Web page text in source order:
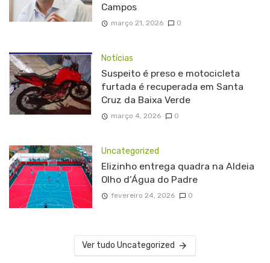
Campos
março 21, 2026 0
Notícias
Suspeito é preso e motocicleta
furtada é recuperada em Santa
Cruz da Baixa Verde
março 4, 2026 0
Uncategorized
Elizinho entrega quadra na Aldeia
Olho d’Água do Padre
fevereiro 24, 2026 0
Ver tudo Uncategorized